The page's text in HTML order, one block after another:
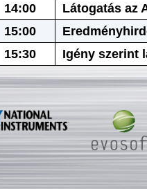
14:00
Látogatás az
15:00
15:30
Igény szerint